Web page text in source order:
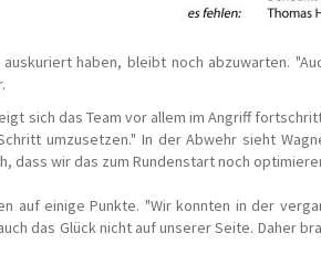
haben, bleibt noch abzuwarten.
sich das Team vor allem im Angriff
umzusetzen." In der Abwehr sieht
dass wir das zum Rundenstart noch
auf einige Punkte. "Wir konnten in der
das Glück nicht auf unserer Seite. Daher